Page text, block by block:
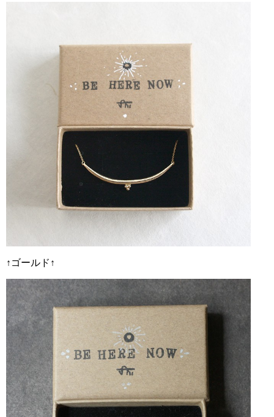
↑ゴールド↑